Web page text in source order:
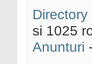
si 1025
Anunturi